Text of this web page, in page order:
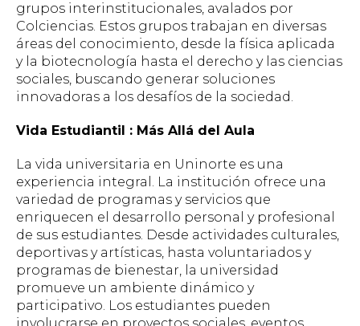
grupos interinstitucionales, avalados por
Colciencias. Estos grupos trabajan en diversas
áreas del conocimiento, desde la física aplicada
y la biotecnología hasta el derecho y las ciencias
sociales, buscando generar soluciones
innovadoras a los desafíos de la sociedad.
Vida Estudiantil : Más Allá del Aula
La vida universitaria en Uninorte es una
experiencia integral. La institución ofrece una
variedad de programas y servicios que
enriquecen el desarrollo personal y profesional
de sus estudiantes. Desde actividades culturales,
deportivas y artísticas, hasta voluntariados y
programas de bienestar, la universidad
promueve un ambiente dinámico y
participativo. Los estudiantes pueden